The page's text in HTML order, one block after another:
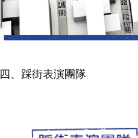
四、踩街表演團隊